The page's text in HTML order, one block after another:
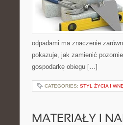
odpadami ma znaczenie
pokazuje, jak zamienić
gospodarkę obiegu […]
CATEGORIES: STYL ŻYCIA I
MATERIAŁY I